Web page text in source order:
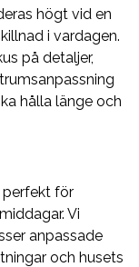
högt vid en
i vardagen.
på detaljer,
hålla länge och
perfekt för
Vi
anpassade
och husets